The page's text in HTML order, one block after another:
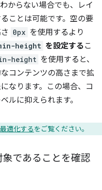
からない場合でも、レイ
ことは可能です。空の要
0px を使用するより
height を設定する こ
height を使用すると、
コンテンツの高さまで拡
なります。この場合、コ
ルに抑えられます。
適化するをご覧ください。
であることを確認